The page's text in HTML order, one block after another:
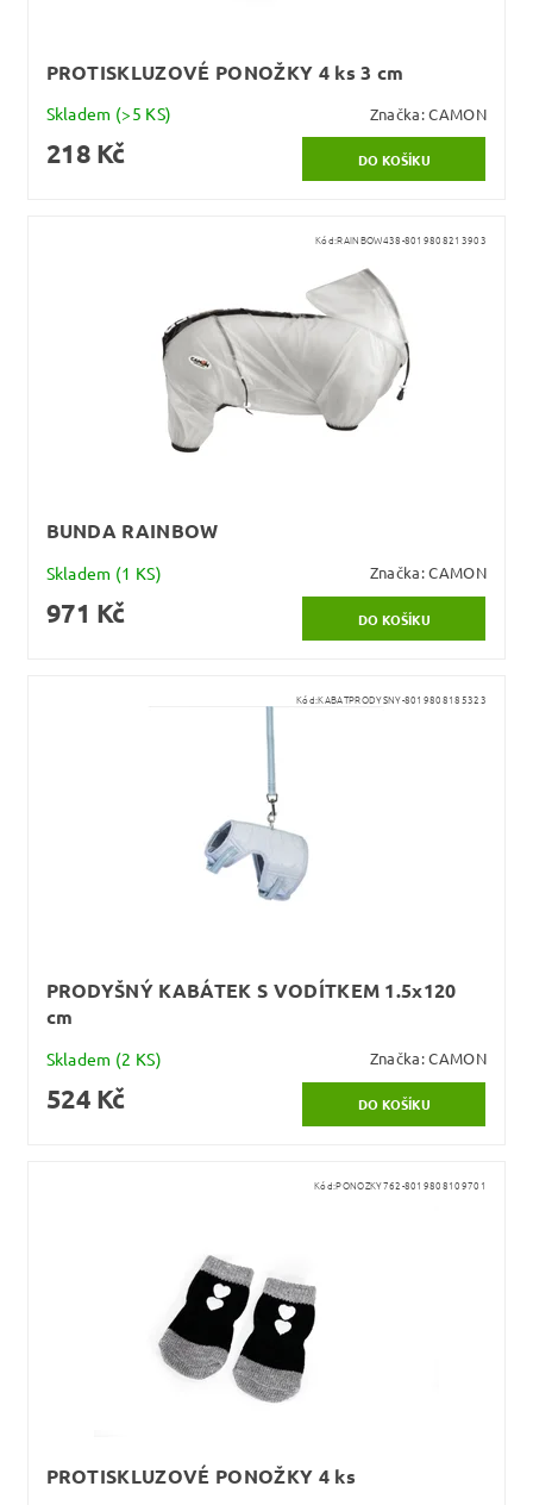
PROTISKLUZOVÉ PONOŽKY 4 ks 3 cm
Skladem (>5 KS) Značka:CAMON
218 Kč
Kód:RAINBOW438-8019808213903
BUNDA RAINBOW
Skladem (1 KS) Značka:CAMON
971 Kč
Kód:KABATPRODYSNY-8019808185323
PRODYŠNÝ KABÁTEK S VODÍTKEM 1.5x120
cm
Skladem (2 KS) Značka:CAMON
524 Kč
Kód:PONOZKY762-8019808109701
PROTISKLUZOVÉ PONOŽKY 4 ks